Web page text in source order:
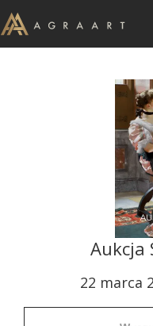
Aukcja
22 marca